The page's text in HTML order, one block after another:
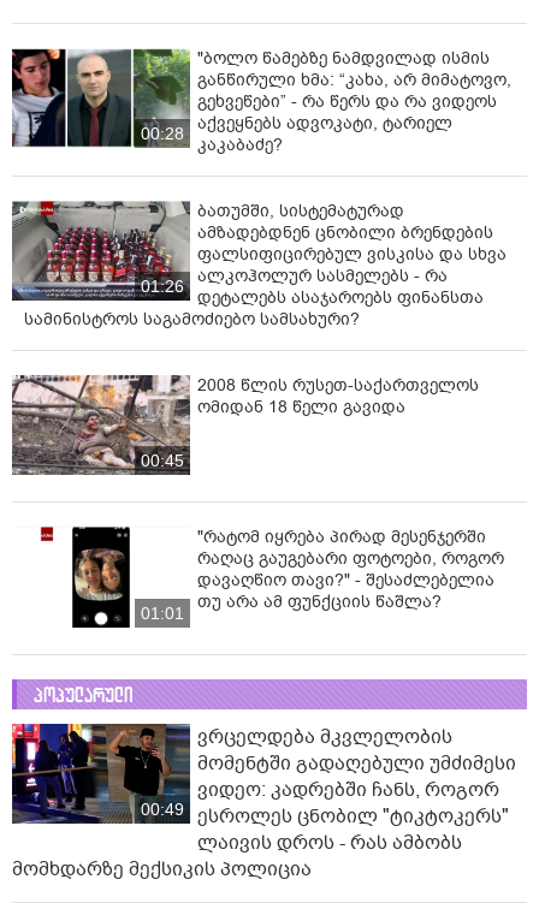
00:28
"ბოლო წამებზე ნამდვილად ისმის
განწირული ხმა: “კახა, არ მიმატოვო,
გეხვეწები” - რა წერს და რა ვიდეოს
აქვეყნებს ადვოკატი, ტარიელ
კაკაბაძე?
01:26
ბათუმში, სისტემატურად
ამზადებდნენ ცნობილი ბრენდების
ფალსიფიცირებულ ვისკისა და სხვა
ალკოჰოლურ სასმელებს - რა
დეტალებს ასაჯაროებს ფინანსთა
სამინისტროს საგამოძიებო სამსახური?
00:45
2008 წლის რუსეთ-საქართველოს
ომიდან 18 წელი გავიდა
01:01
"რატომ იყრება პირად მესენჯერში
რაღაც გაუგებარი ფოტოები, როგორ
დავაღწიო თავი?" - შესაძლებელია
თუ არა ამ ფუნქციის წაშლა?
პოპულარული
00:49
ვრცელდება მკვლელობის
მომენტში გადაღებული უმძიმესი
ვიდეო: კადრებში ჩანს, როგორ
ესროლეს ცნობილ "ტიკტოკერს"
ლაივის დროს - რას ამბობს
მომხდარზე მექსიკის პოლიცია